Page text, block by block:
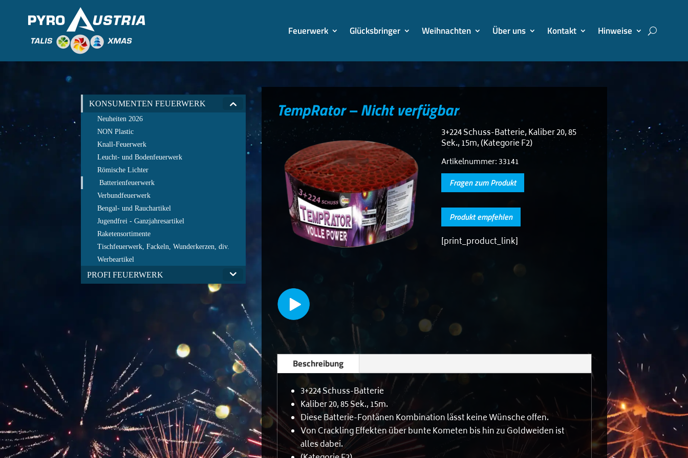
Feuerwerk Glücksbringer Weihnachten Über uns Kontakt Hinweise
KONSUMENTEN FEUERWERK
Neuheiten 2026
NON Plastic
Knall-Feuerwerk
Leucht- und Bodenfeuerwerk
Römische Lichter
Batterienfeuerwerk
Verbundfeuerwerk
Bengal- und Rauchartikel
Jugendfrei - Ganzjahresartikel
Raketensortimente
Tischfeuerwerk, Fackeln, Wunderkerzen, div.
Werbeartikel
PROFI FEUERWERK
TempRator – Nicht verfügbar
3+224 Schuss-Batterie, Kaliber 20, 85
Sek., 15m, (Kategorie F2)
Artikelnummer: 33141
Fragen zum Produkt
Produkt empfehlen
[print_product_link]
Beschreibung
3+224 Schuss-Batterie
Kaliber 20, 85 Sek., 15m.
Diese Batterie-Fontänen Kombination lässt keine Wünsche offen.
Von Crackling Effekten über bunte Kometen bis hin zu Goldweiden ist
alles dabei.